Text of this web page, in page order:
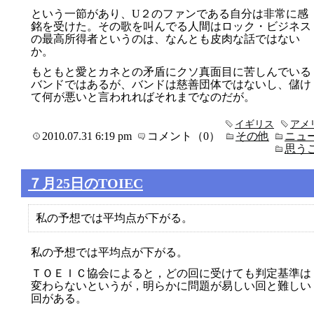
という一節があり、U２のファンである自分は非常に感
銘を受けた。その歌を叫んでる人間はロック・ビジネス
の最高所得者というのは、なんとも皮肉な話ではない
か。
もともと愛とカネとの矛盾にクソ真面目に苦しんでいる
バンドではあるが、バンドは慈善団体ではないし、儲け
て何が悪いと言われればそれまでなのだが。
アメ
イギリス
2010.07.31 6:19 pm コメント（0） その他
ニュ
思う
７月25日のTOIEC
私の予想では平均点が下がる。
私の予想では平均点が下がる。
ＴＯＥＩＣ協会によると，どの回に受けても判定基準は
変わらないというが，明らかに問題が易しい回と難しい
回がある。